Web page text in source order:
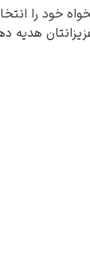
خود را
هدیه